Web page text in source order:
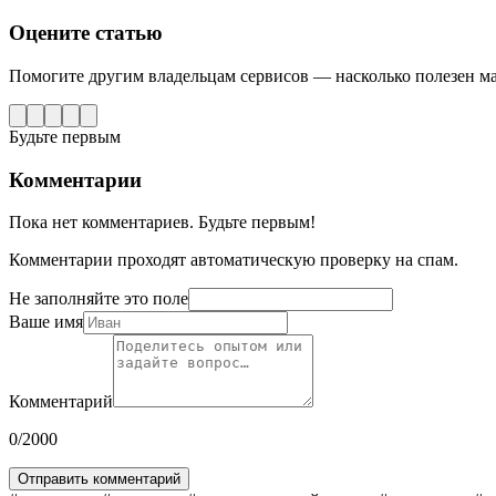
Оцените статью
Помогите другим владельцам сервисов — насколько полезен
Будьте первым
Комментарии
Пока нет комментариев. Будьте первым!
Комментарии проходят автоматическую проверку на спам.
Не заполняйте это поле
Ваше имя
Комментарий
0/2000
Отправить комментарий